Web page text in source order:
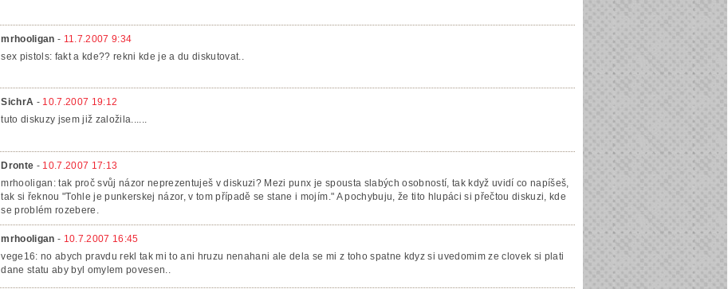
mrhooligan - 11.7.2007 9:34
sex pistols: fakt a kde?? rekni kde je a du diskutovat..
SichrA - 10.7.2007 19:12
tuto diskuzy jsem již založila......
Dronte - 10.7.2007 17:13
mrhooligan: tak proč svůj názor neprezentuješ v diskuzi? Mezi punx je spousta slabých osobností, tak když uvidí co napíšeš,
tak si řeknou "Tohle je punkerskej názor, v tom případě se stane i mojím." A pochybuju, že tito hlupáci si přečtou diskuzi, kde
se problém rozebere.
mrhooligan - 10.7.2007 16:45
vege16: no abych pravdu rekl tak mi to ani hruzu nenahani ale dela se mi z toho spatne kdyz si uvedomim ze clovek si plati
dane statu aby byl omylem povesen..